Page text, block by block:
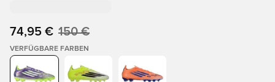
74,95 € 150 €
VERFÜGBARE FARBEN